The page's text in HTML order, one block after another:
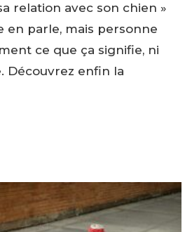
relation avec son chien »
en parle, mais personne
ce que ça signifie, ni
Découvrez enfin la